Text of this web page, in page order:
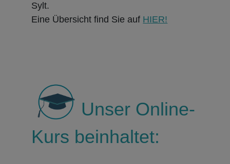
Sylt.
Eine Übersicht find Sie auf HIER!
Unser Online-
Kurs beinhaltet: